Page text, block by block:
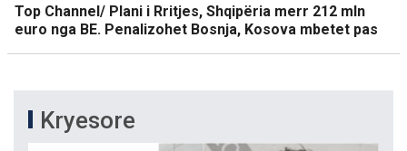
Top Channel/ Plani i Rritjes, Shqipëria merr 212 mln
euro nga BE. Penalizohet Bosnja, Kosova mbetet pas
Kryesore